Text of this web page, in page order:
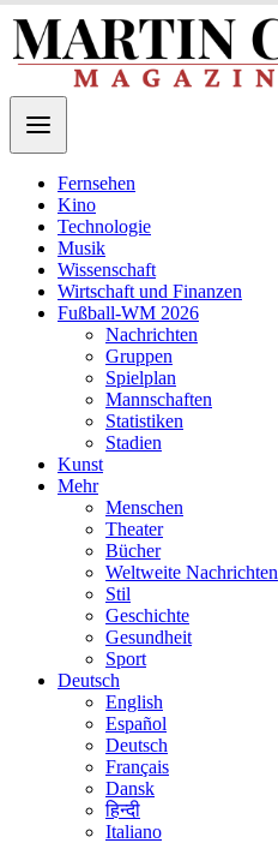
Fernsehen
Kino
Technologie
Musik
Wissenschaft
Wirtschaft und Finanzen
Fußball-WM 2026
Nachrichten
Gruppen
Spielplan
Mannschaften
Statistiken
Stadien
Kunst
Mehr
Menschen
Theater
Bücher
Weltweite Nachrichten
Stil
Geschichte
Gesundheit
Sport
Deutsch
English
Español
Deutsch
Français
Dansk
हिन्दी
Italiano